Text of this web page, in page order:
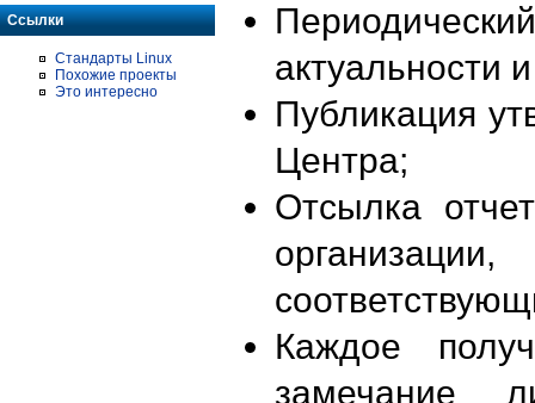
Ссылки
Стандарты Linux
Похожие проекты
Это интересно
актуальности
Публикация
Центра;
Отсылка
Каждое
замечание